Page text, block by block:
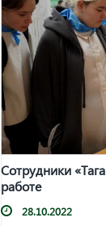
Сотрудники
работе
28.10.2022